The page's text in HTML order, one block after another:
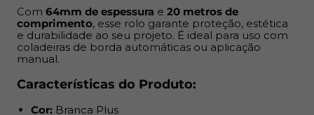
Painéis de MDF, MDP ou compensado
Projetos de marcenaria e móveis planejados
Ambientes internos como cozinhas, banheiros e
dormitórios
Benefícios:
Com 64mm de espessura e 20 metros de
comprimento, esse rolo garante proteção, estética
e durabilidade ao seu projeto. É ideal para uso com
coladeiras de borda automáticas ou aplicação
manual.
Características do Produto:
Cor: Branca Plus